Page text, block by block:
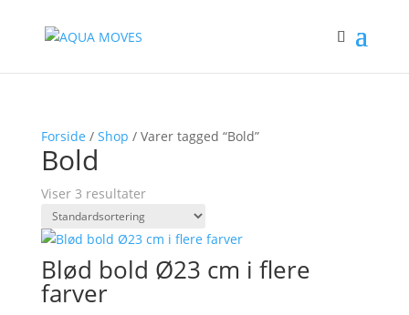
Forside / Shop / Varer tagged “Bold”
Bold
Viser 3 resultater
Blød bold Ø23 cm i flere
farver